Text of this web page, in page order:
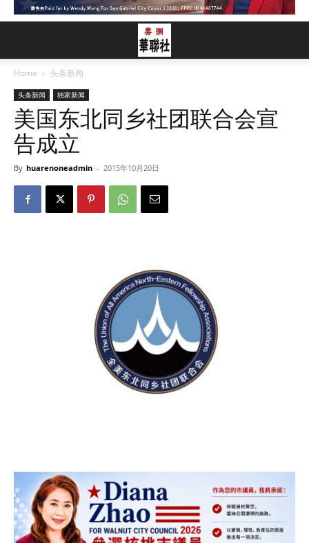
Home 头条新闻
头条新闻 独家新闻
美国东北同乡社团联合会宣
告成立
By huarenoneadmin - 2015年10月20日